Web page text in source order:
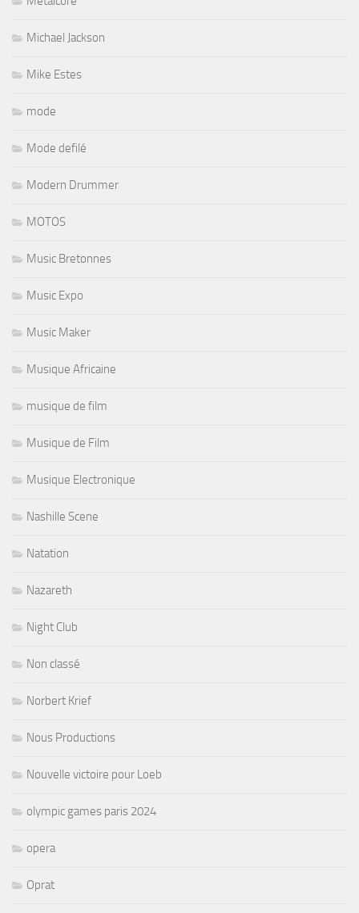
Michael Jackson
Mike Estes
mode
Mode defilé
Modern Drummer
MOTOS
Music Bretonnes
Music Expo
Music Maker
Musique Africaine
musique de film
Musique de Film
Musique Electronique
Nashille Scene
Natation
Nazareth
Night Club
Non classé
Norbert Krief
Nous Productions
Nouvelle victoire pour Loeb
olympic games paris 2024
opera
Oprat